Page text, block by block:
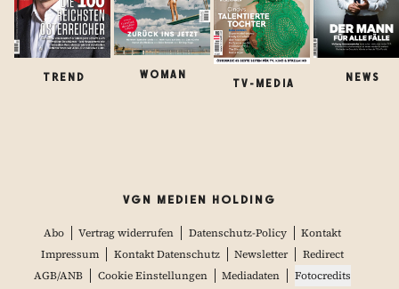
TREND WOMAN
TV-MEDIA
NEWS
VGN MEDIEN HOLDING
Abo Vertrag widerrufen Datenschutz-Policy
Kontakt
Impressum
Kontakt Datenschutz Newsletter
Redirect
AGB/ANB
Cookie Einstellungen Mediadaten Fotocredits